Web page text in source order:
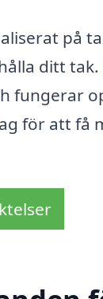
på
ditt
fungerar
för att få